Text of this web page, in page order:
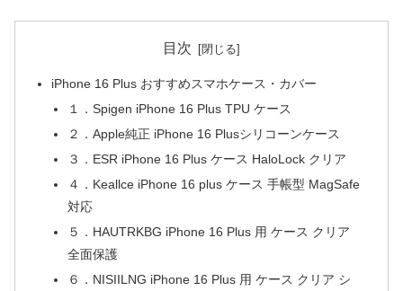
目次
iPhone 16 Plus おすすめスマホケース・カバー
１．Spigen iPhone 16 Plus TPU ケース
２．Apple純正 iPhone 16 Plusシリコーンケース
３．ESR iPhone 16 Plus ケース HaloLock クリア
４．Keallce iPhone 16 plus ケース 手帳型 MagSafe
対応
５．HAUTRKBG iPhone 16 Plus 用 ケース クリア
全面保護
６．NISIILNG iPhone 16 Plus 用 ケース クリア シ